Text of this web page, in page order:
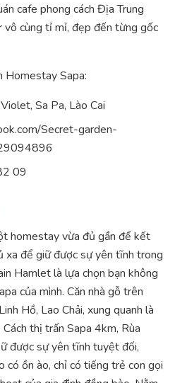
cafe phong cách Địa Trung
cùng tỉ mỉ, đẹp đến từng gốc
Homestay Sapa:
Sa Pa, Lào Cai
Secret-garden-
09
homestay vừa đủ gần để kết
xa để giữ được sự yên tĩnh trong
Hamlet là lựa chọn bạn không
của mình. Căn nhà gỗ trên
Hồ, Lao Chải, xung quanh là
thị trấn Sapa 4km, Rùa
được sự yên tĩnh tuyệt đối,
có ồn ào, chỉ có tiếng trẻ con gọi